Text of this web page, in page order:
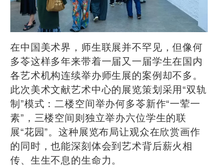
在中国美术界，师生联展并不罕见，但像何
多苓这样多年来带着一届又一届学生在国内
各艺术机构连续举办师生展的案例却不多。
此次美术文献艺术中心的展览策划采用“双轨
制”模式：二楼空间举办何多苓新作“一荤一
素”，三楼空间则独立举办六位学生的联
展“花园”。这种展览布局让观众在欣赏画作
的同时，也能深刻体会到艺术背后薪火相
传、生生不息的生命力。